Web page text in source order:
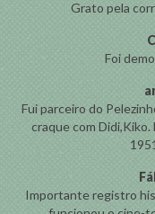
Grato pela
Foi
Fui parceiro do
craque com
Importante registro